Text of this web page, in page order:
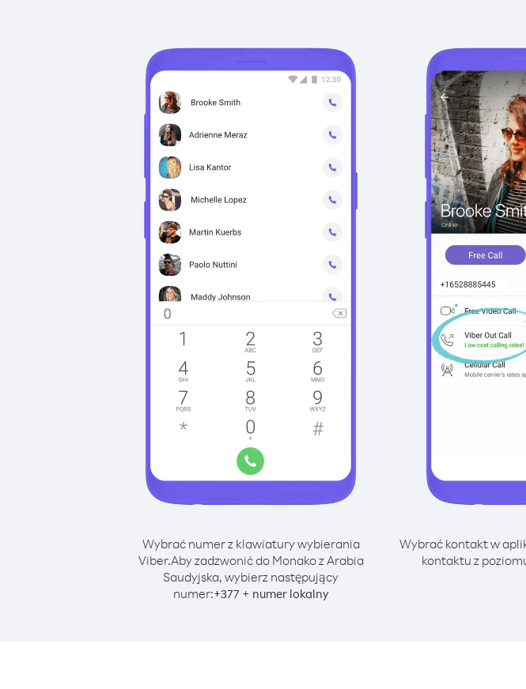
Wybrać numer z klawiatury wybierania
Viber.Aby zadzwonić do Monako z Arabia
Saudyjska, wybierz następujący
numer:+377+ numer lokalny
Wybrać kontakt w
kontaktu z